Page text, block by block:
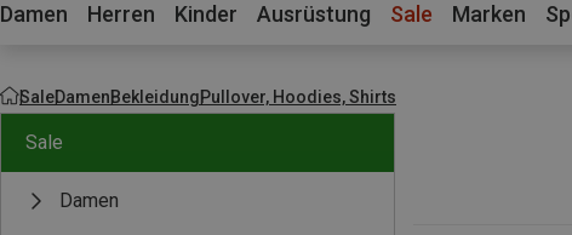
Damen Herren Kinder Ausrüstung Sale Marken
SaleDamenBekleidungPullover, Hoodies, Shirts
Sale
Damen